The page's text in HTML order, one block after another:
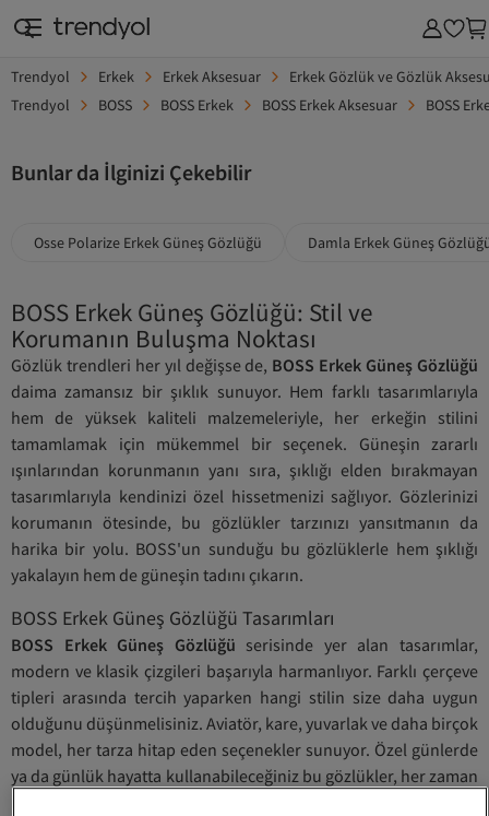
Trendyol Erkek Erkek Aksesuar
Erkek Gözlük ve Gözlük
Trendyol
BOSS BOSS Erkek BOSS Erkek Aksesuar BOSS
Bunlar da İlginizi Çekebilir
Osse Polarize Erkek Güneş Gözlüğü Damla Erkek Güneş
BOSS Erkek Güneş Gözlüğü: Stil ve
Korumanın Buluşma Noktası
Gözlük trendleri her yıl değişse de, BOSS Erkek Güneş Gözlüğü
daima zamansız bir şıklık sunuyor. Hem farklı tasarımlarıyla
hem de yüksek kaliteli malzemeleriyle, her erkeğin stilini
tamamlamak için mükemmel bir seçenek. Güneşin zararlı
ışınlarından korunmanın yanı sıra, şıklığı elden bırakmayan
tasarımlarıyla kendinizi özel hissetmenizi sağlıyor. Gözlerinizi
korumanın ötesinde, bu gözlükler tarzınızı yansıtmanın da
harika bir yolu. BOSS'un sunduğu bu gözlüklerle hem şıklığı
yakalayın hem de güneşin tadını çıkarın.
BOSS Erkek Güneş Gözlüğü Tasarımları
BOSS Erkek Güneş Gözlüğü serisinde yer alan tasarımlar,
modern ve klasik çizgileri başarıyla harmanlıyor. Farklı çerçeve
tipleri arasında tercih yaparken hangi stilin size daha uygun
olduğunu düşünmelisiniz. Aviatör, kare, yuvarlak ve daha birçok
model, her tarza hitap eden seçenekler sunuyor. Özel günlerde
ya da günlük hayatta kullanabileceğiniz bu gözlükler, her zaman